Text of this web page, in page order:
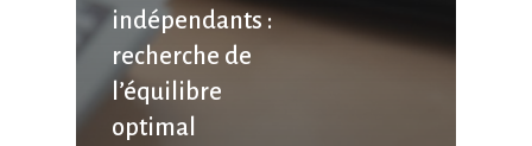
indépendants :
recherche de
l’équilibre
optimal